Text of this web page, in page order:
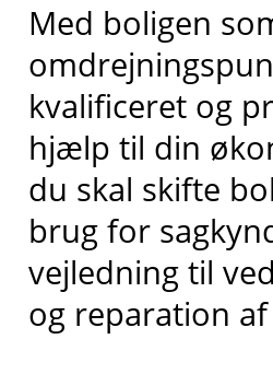
Med boligen
kvalificeret og
hjælp til din
du skal skifte
brug for
vejledning til
og reparation